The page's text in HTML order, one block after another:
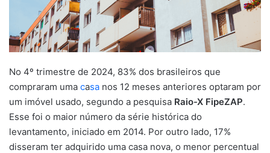
No 4º trimestre de 2024, 83% dos brasileiros que
compraram uma casa nos 12 meses anteriores optaram por
um imóvel usado, segundo a pesquisa Raio-X FipeZAP.
Esse foi o maior número da série histórica do
levantamento, iniciado em 2014. Por outro lado, 17%
disseram ter adquirido uma casa nova, o menor percentual